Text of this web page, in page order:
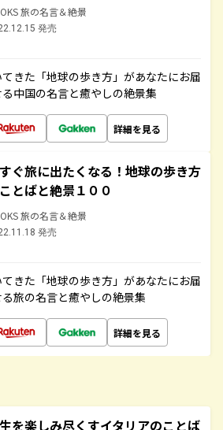
旅の名言＆絶景
発売
きた「地球の歩き方」があなたにお届
中国の名言と癒やしの絶景集
詳細を見る
ぐ旅に出たくなる！地球の歩き方
とばと絶景１００
旅の名言＆絶景
発売
きた「地球の歩き方」があなたにお届
旅の名言と癒やしの絶景集
詳細を見る
を楽しみ尽くすイタリアのことば